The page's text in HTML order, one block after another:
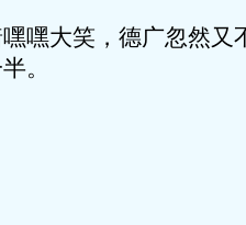
嘿大笑，德广忽然又
。